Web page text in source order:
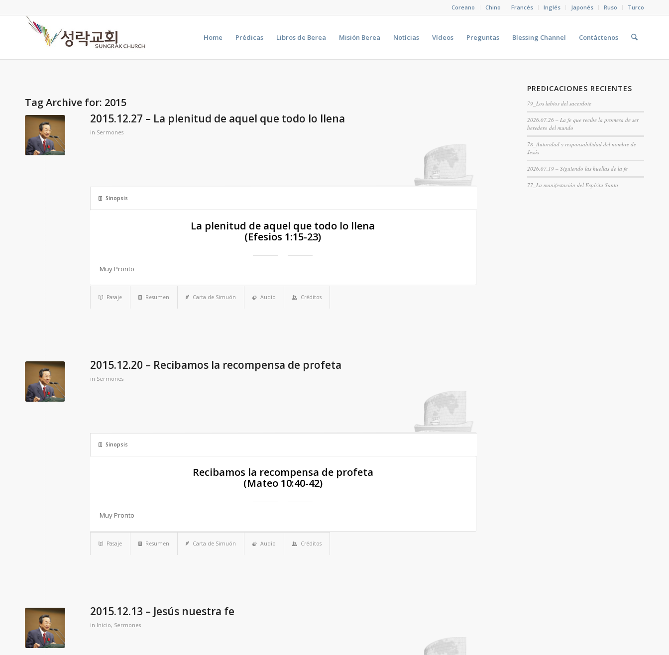
Coreano Chino Francés Inglés Japonés Ruso Turco
Home Prédicas Libros de Berea Misión Berea Notícias Vídeos Preguntas Blessing Channel Contáctenos
Tag Archive for: 2015
2015.12.27 – La plenitud de aquel que todo lo llena
in Sermones
Sinopsis
La plenitud de aquel que todo lo llena
(Efesios 1:15-23)
Muy Pronto
Pasaje Resumen Carta de Simuón Audio Créditos
2015.12.20 – Recibamos la recompensa de profeta
in Sermones
Sinopsis
Recibamos la recompensa de profeta
(Mateo 10:40-42)
Muy Pronto
Pasaje Resumen Carta de Simuón Audio Créditos
2015.12.13 – Jesús nuestra fe
in Inicio, Sermones
PREDICACIONES RECIENTES
79_Los labios del sacerdote
2026.07.26 – La fe que recibe la promesa de ser
heredero del mundo
78_Autoridad y responsabilidad del nombre de
Jesús
2026.07.19 – Siguiendo las huellas de la fe
77_La manifestación del Espíritu Santo